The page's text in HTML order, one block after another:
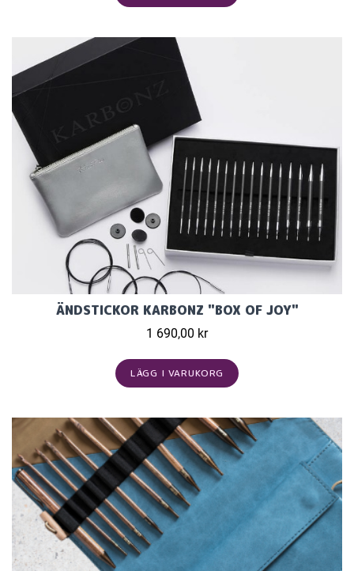
ÄNDSTICKOR KARBONZ "BOX OF JOY"
1 690,00 kr
LÄGG I VARUKORG